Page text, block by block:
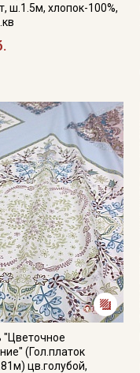
ш.1.5м, хлопок-100%,
"Цветочное
(Гол.платок
цв.голубой,